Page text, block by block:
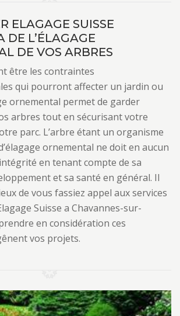
ELAGAGE SUISSE
DE L’ÉLAGAGE
DE VOS ARBRES
être les contraintes
qui pourront affecter un jardin ou
ornemental permet de garder
arbres tout en sécurisant votre
parc. L’arbre étant un organisme
ornemental ne doit en aucun
en tenant compte de sa
et sa santé en général. Il
de vous fassiez appel aux services
Suisse a Chavannes-sur-
en considération ces
vos projets.